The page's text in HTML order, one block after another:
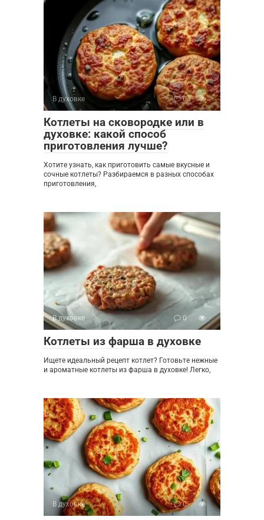
В духовке 0
Котлеты на сковородке или в
духовке: какой способ
приготовления лучше?
Хотите узнать, как приготовить самые вкусные и
сочные котлеты? Разбираемся в разных способах
приготовления,
В духовке 0
Котлеты из фарша в духовке
Ищете идеальный рецепт котлет? Готовьте нежные
и ароматные котлеты из фарша в духовке! Легко,
В духовке 0